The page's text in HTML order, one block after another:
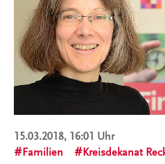
15.03.2018, 16:01 Uhr
Familien
Kreisdekanat